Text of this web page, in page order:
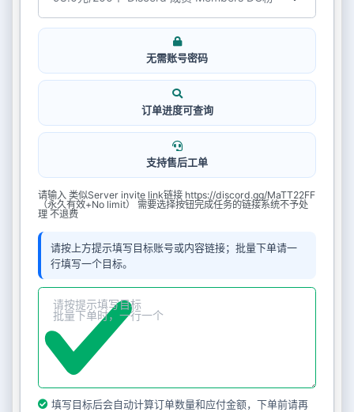
无需账号密码
订单进度可查询
支持售后工单
请输入 类似Server invite link链接 https://discord.gg/MaTT22FF
（永久有效+No limit） 需要选择按钮完成任务的链接系统不予处
理 不退费
请按上方提示填写目标账号或内容链接；批量下单请一
行填写一个目标。
填写目标后会自动计算订单数量和应付金额，下单前请再